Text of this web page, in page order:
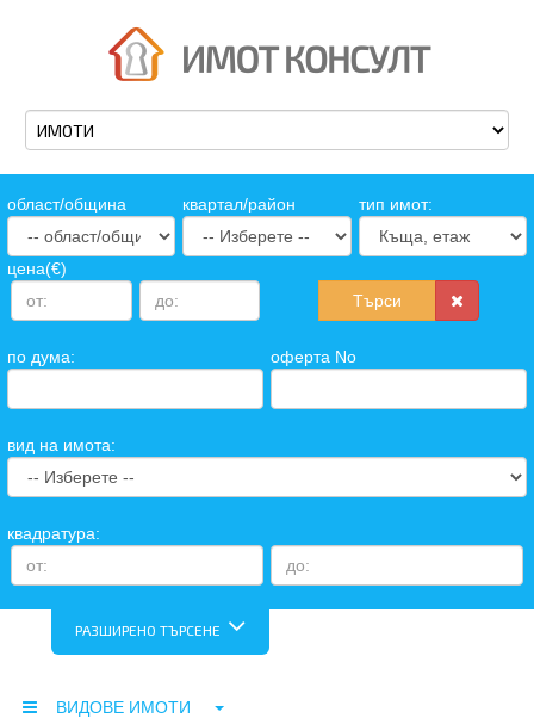
oбласт/община квартал/район тип имот:
цена(€)
Търси
по дума: оферта No
вид на имота:
квадратура:
РАЗШИРЕНО ТЪРСЕНЕ
ВИДОВЕ ИМОТИ